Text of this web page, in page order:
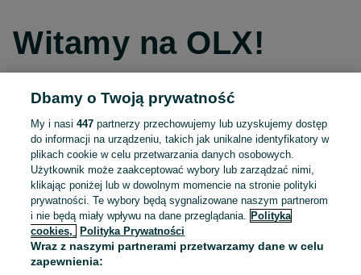
Witamy na OLX!
Kontynuuj przez Facebooka
Kontynuuj przez konto Apple
Kontynuuj przez konto Google
LUB
Dbamy o Twoją prywatność
My i nasi447 partnerzy przechowujemy lub uzyskujemy dostęp
do informacji na urządzeniu, takich jak unikalne identyfikatory w
plikach cookie w celu przetwarzania danych osobowych.
Użytkownik może zaakceptować wybory lub zarządzać nimi,
klikając poniżej lub w dowolnym momencie na stronie polityki
prywatności. Te wybory będą sygnalizowane naszym partnerom
i nie będą miały wpływu na dane przeglądania.
Polityka
cookies,
Polityka Prywatności
Wraz z naszymi partnerami przetwarzamy dane w celu
zapewnienia: